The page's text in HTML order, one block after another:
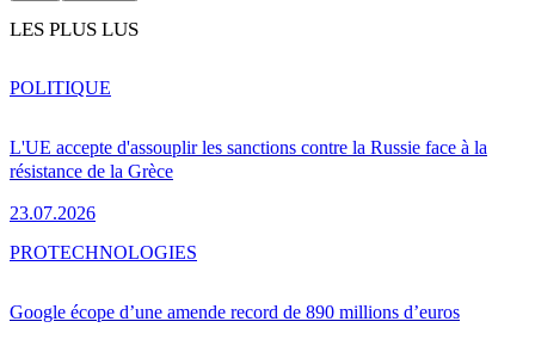
LES PLUS LUS
L'UE accepte d'assouplir les sanctions contre la Russie face à la
résistance de la Grèce
23.07.2026
POLITIQUE
Google écope d’une amende record de 890 millions d’euros
PROTECHNOLOGIES